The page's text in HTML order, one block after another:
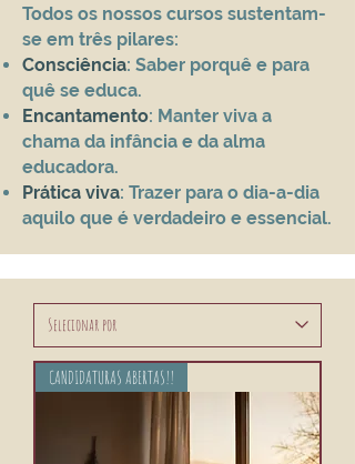
Todos os nossos cursos sustentam-
se em três pilares:
Consciência: Saber porquê e para
quê se educa.
Encantamento: Manter viva a
chama da infância e da alma
educadora.
Prática viva: Trazer para o dia-a-dia
aquilo que é verdadeiro e essencial.
CANDIDATURAS ABERTAS!!